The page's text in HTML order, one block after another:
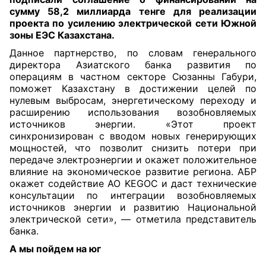
сумму 58,2 миллиарда тенге для реализации
проекта по усилению электрической сети Южной
зоны ЕЭС Казахстана.
Данное партнерство, по словам генерального
директора Азиатского банка развития по
операциям в частном секторе Сюзанны Габури,
поможет Казахстану в достижении целей по
нулевым выбросам, энергетическому переходу и
расширению использования возобновляемых
источников энергии. «Этот проект
синхронизирован с вводом новых генерирующих
мощностей, что позволит снизить потери при
передаче электроэнергии и окажет положительное
влияние на экономическое развитие региона. АБР
окажет содействие АО KEGOC и даст технические
консультации по интеграции возобновляемых
источников энергии и развитию Национальной
электрической сети», — отметила представитель
банка.
А мы пойдем на юг